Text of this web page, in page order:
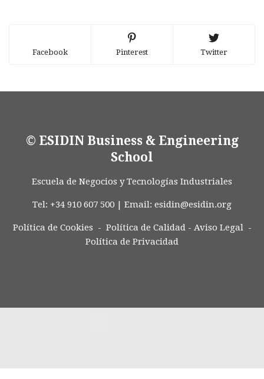
Facebook Pinterest Twitter
© ESIDIN Business & Engineering
School
Escuela de Negocios y Tecnologías Industriales
Tel: +34 910 607 500 | Email: esidin@esidin.org
Política de Cookies - Política de Calidad- Aviso Legal-
Política de Privacidad